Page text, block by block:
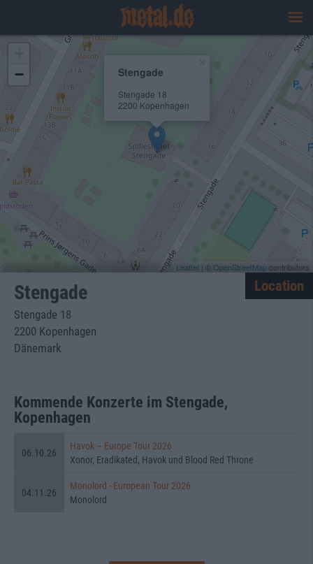
Stengade
Stengade 18
2200 Kopenhagen
−
Leaflet | ©OpenStreetMapcontributors
Stengade Location
Stengade 18
2200 Kopenhagen
Dänemark
Kommende Konzerte im Stengade,
Kopenhagen
06.10.26
Havok – Europe Tour 2026
Xonor, Eradikated, Havok und Blood Red Throne
04.11.26
Monolord - European Tour 2026
Monolord